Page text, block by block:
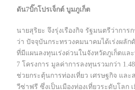
ดัน7บิ๊กโปรเจ็กต์ บูมภูเก็ต
นายสุริยะ จึงรุ่งเรืองกิจ รัฐมนตรีว่าการ
ว่า ปัจจุบันกระทรวงคมนาคมได้เร่งผลั
ที่มีแผนลงทุนเร่งด่วนในจังหวัดภูเก็ตแล
7 โครงการ มูลค่าการลงทุนรวมกว่า
ช่วยกระตุ้นการท่องเที่ยว เศรษฐกิจ แล
วีซ่าฟรี ซึ่งเป็นเมืองท่องเที่ยวระดับโลก